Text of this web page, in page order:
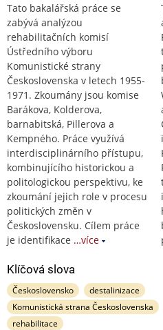
Tato bakalářská práce se
zabývá analýzou
rehabilitačních komisí
Ústředního výboru
Komunistické strany
Československa v letech 1955-
1971. Zkoumány jsou komise
Barákova, Kolderova,
barnabitská, Pillerova a
Kempného. Práce využívá
interdisciplinárního přístupu,
kombinujícího historickou a
politologickou perspektivu, ke
zkoumání jejich role v procesu
politických změn v
Československu. Cílem práce
je identifikace …více
Klíčová slova
Československo
destalinizace
Komunistická strana Československa
rehabilitace